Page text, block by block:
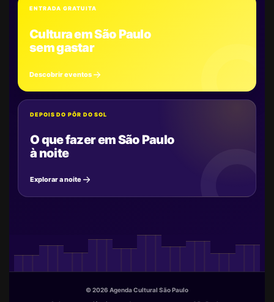
ENTRADA GRATUITA
Cultura em São Paulo
sem gastar
Descobrir eventos
DEPOIS DO PÔR DO SOL
O que fazer em São Paulo
à noite
Explorar a noite
© 2026 Agenda Cultural São Paulo